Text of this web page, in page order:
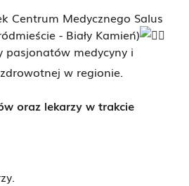
Centrum Medycznego Salus
- Biały Kamień)
pasjonatów medycyny i
w regionie.
oraz lekarzy w trakcie